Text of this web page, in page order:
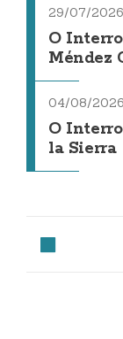
29/07/2026
O
Méndez
04/08/2026
O
la Sierra